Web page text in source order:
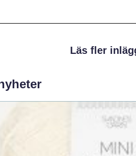
Läs fler